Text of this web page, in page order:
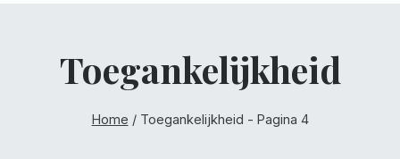
Toegankelijkheid
Home / Toegankelijkheid - Pagina 4